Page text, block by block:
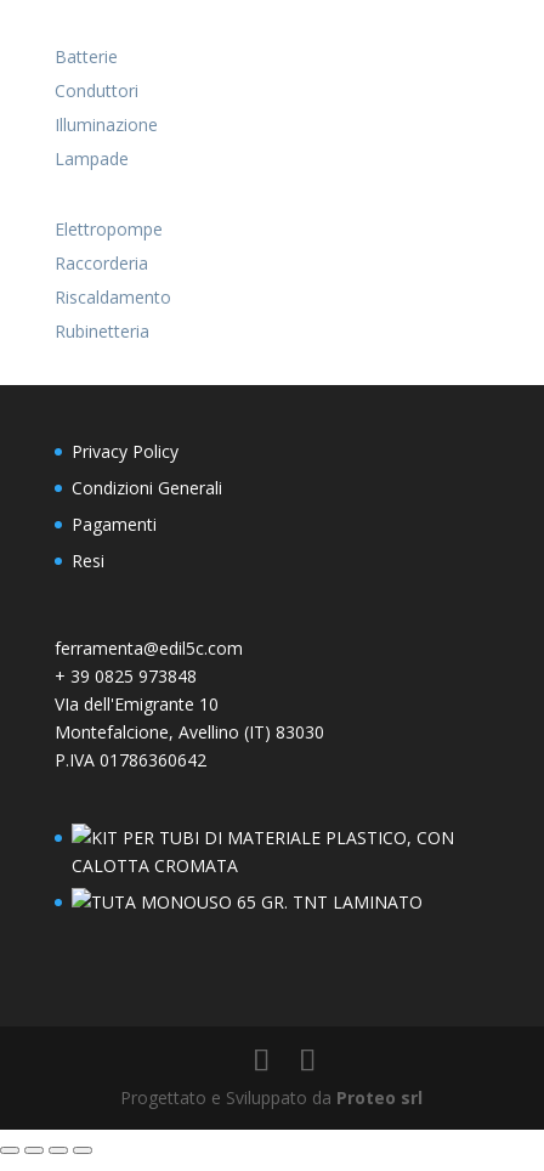
Batterie
Conduttori
Illuminazione
Lampade
Elettropompe
Raccorderia
Riscaldamento
Rubinetteria
Privacy Policy
Condizioni Generali
Pagamenti
Resi
ferramenta@edil5c.com
+ 39 0825 973848
VIa dell'Emigrante 10
Montefalcione, Avellino (IT) 83030
P.IVA 01786360642
Progettato e Sviluppato da Proteo srl